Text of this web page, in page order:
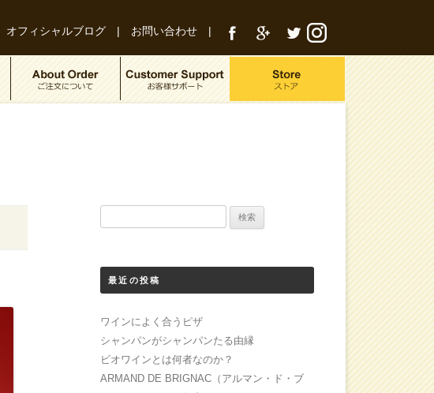
オフィシャルブログ | お問い合わせ |
最近の投稿
ワインによく合うピザ
シャンパンがシャンパンたる由縁
ビオワインとは何者なのか？
ARMAND DE BRIGNAC（アルマン・ド・ブ